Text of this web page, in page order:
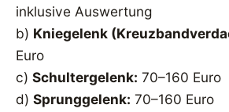
inklusive Auswertung
b) Kniegelenk
Euro
c) Schultergelenk: 70–160 Euro
d) Sprunggelenk: 70–160 Euro